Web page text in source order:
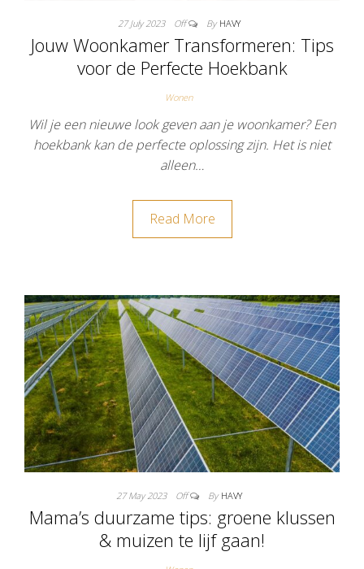
27 July 2023 Off By HAVY
Jouw Woonkamer Transformeren: Tips
voor de Perfecte Hoekbank
Wonen
Wil je een nieuwe look geven aan je woonkamer? Een
hoekbank kan de perfecte oplossing zijn. Het is niet
alleen…
Read More
27 May 2023 Off By HAVY
Mama’s duurzame tips: groene klussen
& muizen te lijf gaan!